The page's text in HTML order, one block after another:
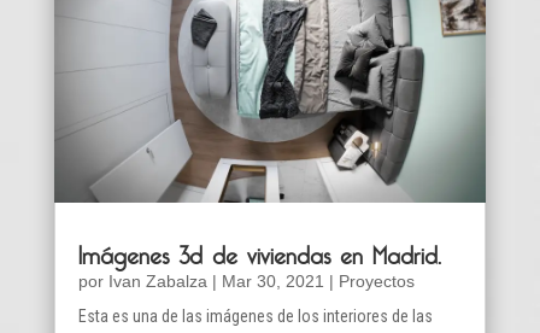
Imágenes 3d de viviendas en Madrid.
por Ivan Zabalza| Mar 30, 2021 | Proyectos
Esta es una de las imágenes de los interiores de las